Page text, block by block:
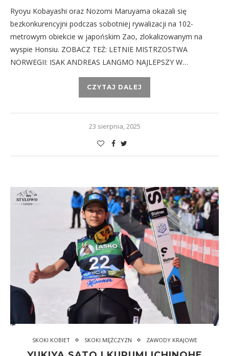
Ryoyu Kobayashi oraz Nozomi Maruyama okazali się
bezkonkurencyjni podczas sobotniej rywalizacji na 102-
metrowym obiekcie w japońskim Zao, zlokalizowanym na
wyspie Honsiu. ZOBACZ TEŻ: LETNIE MISTRZOSTWA
NORWEGII: ISAK ANDREAS LANGMO NAJLEPSZY W…
CZYTAJ DALEJ
23 sierpnia, 2025
SKOKI KOBIET SKOKI MĘŻCZYZN ZAWODY KRAJOWE